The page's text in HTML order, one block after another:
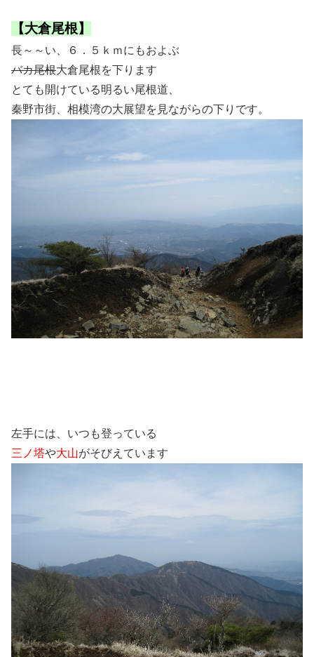
【大倉尾根】
長～～い、６．５ｋｍにもおよぶ
バカ尾根大倉尾根を下ります
とても開けている明るい尾根道、
秦野市街、相模湾の大展望を見ながらの下りです。
左手には、いつも登っている
三ノ塔や大山がそびえています